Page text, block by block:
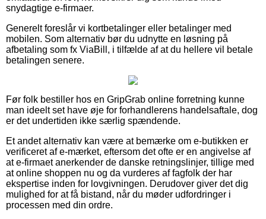
snydagtige e-firmaer.
Generelt foreslår vi kortbetalinger eller betalinger med
mobilen. Som alternativ bør du udnytte en løsning på
afbetaling som fx ViaBill, i tilfælde af at du hellere vil betale
betalingen senere.
Før folk bestiller hos en GripGrab online forretning kunne
man ideelt set have øje for forhandlerens handelsaftale, dog
er det undertiden ikke særlig spændende.
Et andet alternativ kan være at bemærke om e-butikken er
verificeret af e-mærket, eftersom det ofte er en angivelse af
at e-firmaet anerkender de danske retningslinjer, tillige med
at online shoppen nu og da vurderes af fagfolk der har
ekspertise inden for lovgivningen. Derudover giver det dig
mulighed for at få bistand, når du møder udfordringer i
processen med din ordre.